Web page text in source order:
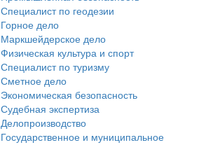
Специалист по геодезии
Горное дело
Маркшейдерское дело
Физическая культура и спорт
Специалист по туризму
Сметное дело
Экономическая безопасность
Судебная экспертиза
Делопроизводство
Государственное и муниципальное